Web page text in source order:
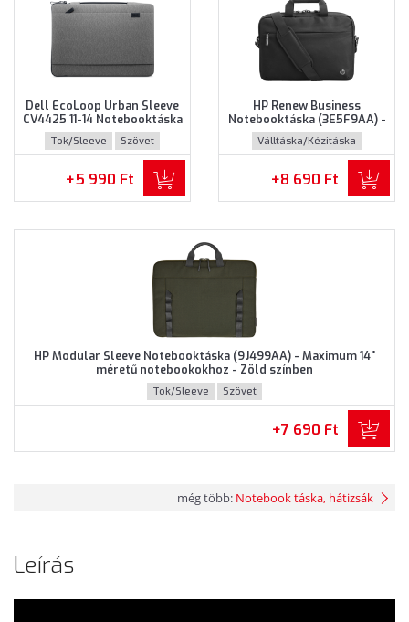
Dell EcoLoop Urban Sleeve
CV4425 11-14 Notebooktáska
(460-BDWQ) - Maximum 14"
méretű notebookokhoz,
Szürke színben
Tok/Sleeve Szövet
+5 990 Ft
HP Renew Business
Notebooktáska (3E5F9AA) -
Maximum 14.0" méretű
notebookokhoz - Fekete
színben
Válltáska/Kézitáska
Újrahasznosított műanyag
+8 690 Ft
HP Modular Sleeve Notebooktáska (9J499AA) - Maximum 14"
méretű notebookokhoz - Zöld színben
Tok/Sleeve Szövet
+7 690 Ft
még több: Notebook táska, hátizsák
Leírás